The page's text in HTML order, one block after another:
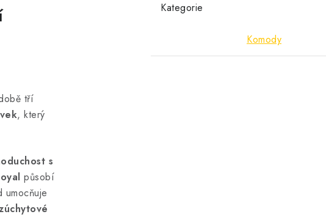
tří
, který
s
působí
umocňuje
Kategorie
Komody